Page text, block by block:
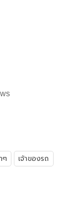
ๆ
เจ้าของรถ